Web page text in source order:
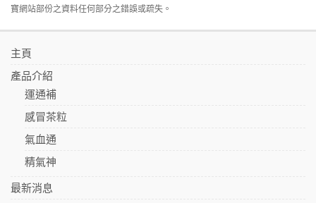
寶網站部份之資料任何部分之錯誤或疏失。
主頁
產品介紹
運通補
感冒茶粒
氣血通
精氣神
最新消息